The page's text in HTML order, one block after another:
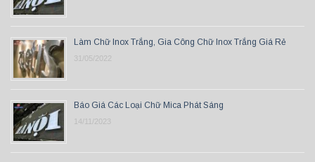
Làm Chữ Inox Trắng, Gia Công Chữ Inox Trắng Giá Rẻ
31/05/2022
Báo Giá Các Loại Chữ Mica Phát Sáng
14/11/2023